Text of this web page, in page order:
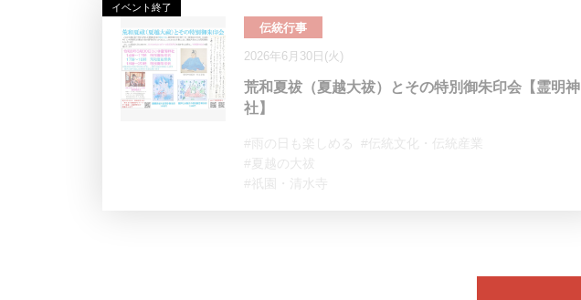
イベント終了
伝統行事
2026年6月30日(火)
荒和夏祓（夏越大祓）とその特別御朱印会【霊明神
社】
#雨の日も楽しめる
#伝統文化・伝統産業
#夏越の大祓
#祇園・清水寺